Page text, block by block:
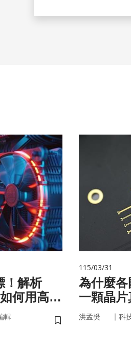
！解析
何用高效
輯
儲存書籤
115/03/31
為什麼各
一顆晶
嗎？
洪孟樊 ｜ 科